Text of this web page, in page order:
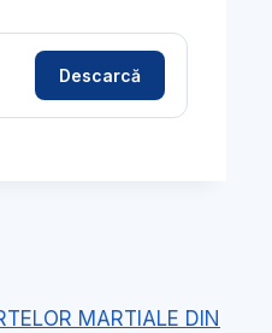
Descarcă
MARTIALE DIN